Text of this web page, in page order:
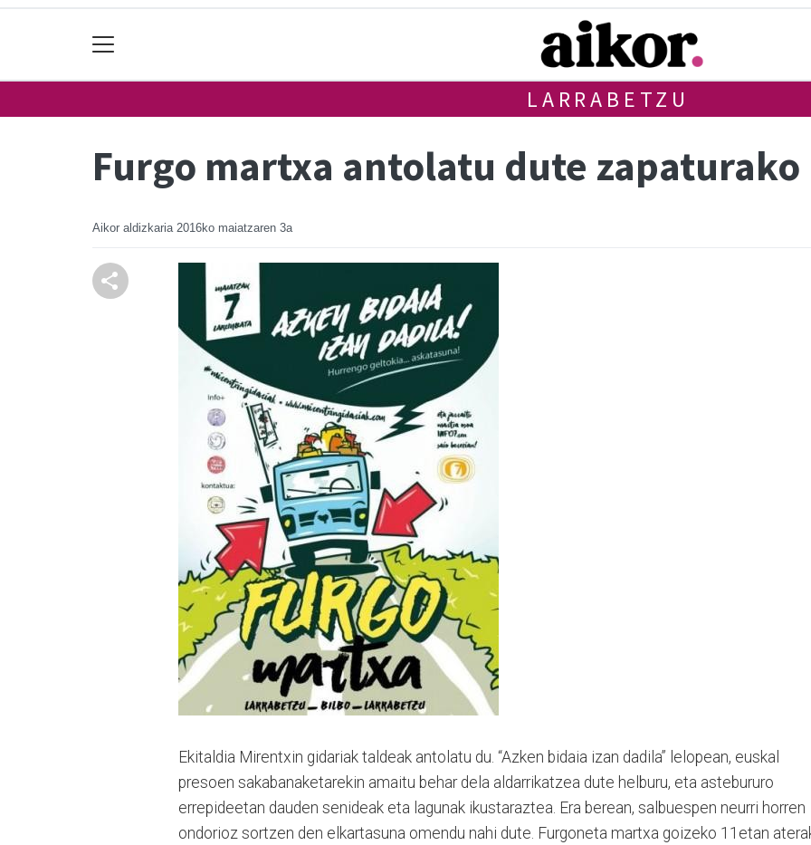
LARRABETZU
Furgo martxa antolatu dute
Aikor aldizkaria 2016ko maiatzaren 3a
Ekitaldia Mirentxin gidariak taldeak antolatu du. “Azken bidaia izan dadila” lelopean, euskal
presoen sakabanaketarekin amaitu behar dela aldarrikatzea dute helburu, eta astebururo
errepideetan dauden senideak eta lagunak ikustaraztea. Era berean, salbuespen neurri horren
ondorioz sortzen den elkartasuna omendu nahi dute. Furgoneta martxa goizeko 11etan